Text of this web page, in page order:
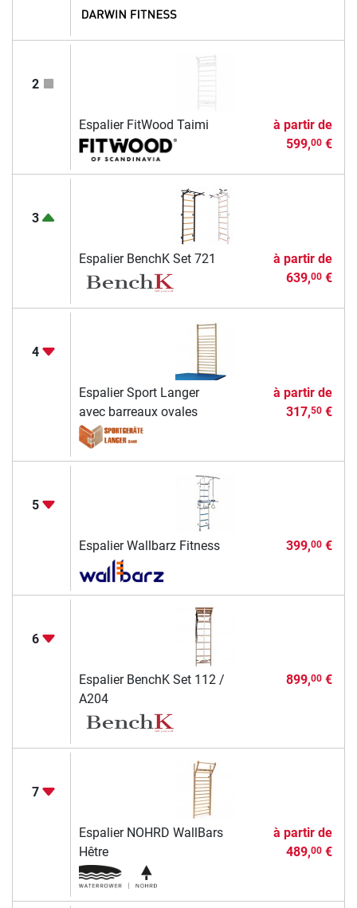
2
Espalier FitWood Taimi
à partir de
599,00€
3
Espalier BenchK Set 721
à partir de
639,00€
4
Espalier Sport Langer
avec barreaux ovales
à partir de
317,50€
5
Espalier Wallbarz Fitness 399,00€
6
Espalier BenchK Set 112 /
A204
899,00€
7
Espalier NOHRD WallBars
Hêtre
à partir de
489,00€